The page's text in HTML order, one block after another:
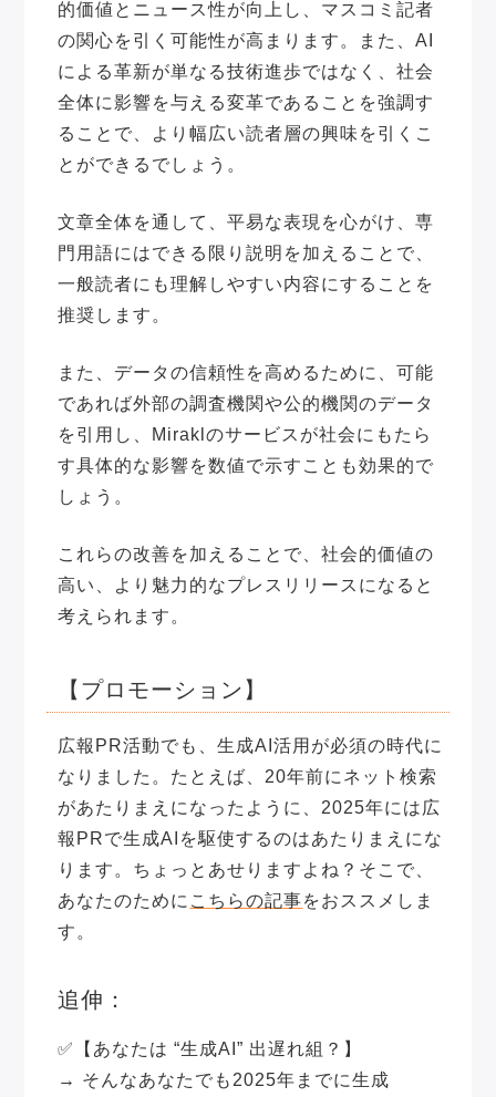
的価値とニュース性が向上し、マスコミ記者
の関心を引く可能性が高まります。また、AI
による革新が単なる技術進歩ではなく、社会
全体に影響を与える変革であることを強調す
ることで、より幅広い読者層の興味を引くこ
とができるでしょう。
文章全体を通して、平易な表現を心がけ、専
門用語にはできる限り説明を加えることで、
一般読者にも理解しやすい内容にすることを
推奨します。
また、データの信頼性を高めるために、可能
であれば外部の調査機関や公的機関のデータ
を引用し、Miraklのサービスが社会にもたら
す具体的な影響を数値で示すことも効果的で
しょう。
これらの改善を加えることで、社会的価値の
高い、より魅力的なプレスリリースになると
考えられます。
【プロモーション】
広報PR活動でも、生成AI活用が必須の時代に
なりました。たとえば、20年前にネット検索
があたりまえになったように、2025年には広
報PRで生成AIを駆使するのはあたりまえにな
ります。ちょっとあせりますよね？そこで、
あなたのために こちらの記事をおススメしま
す。
追伸：
✅
【あなたは “生成AI” 出遅れ組？】
→ そんなあなたでも2025年までに生成